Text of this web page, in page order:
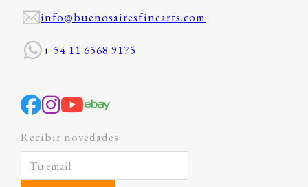
info@buenosairesfinearts.com
+ 54 11 6568 9175
Recibir novedades